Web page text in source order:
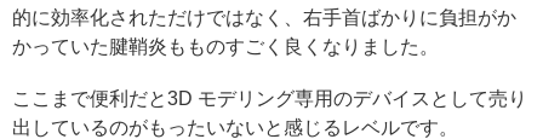
的に効率化されただけではなく、右手首ばかりに負担がか
かっていた腱鞘炎もものすごく良くなりました。
ここまで便利だと3D モデリング専用のデバイスとして売り
出しているのがもったいないと感じるレベルです。